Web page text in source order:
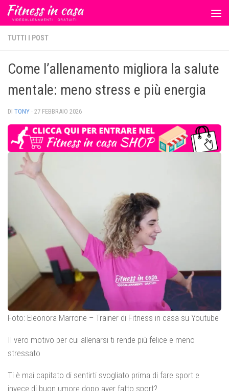
Salta al contenuto
TUTTI I POST
Come l’allenamento migliora la salute
mentale: meno stress e più energia
DI TONY · 27 FEBBRAIO 2026
Foto: Eleonora Marrone – Trainer di Fitness in casa su Youtube
Il vero motivo per cui allenarsi ti rende più felice e meno
stressato
Ti è mai capitato di sentirti svogliato prima di fare sport e
invece di buon umore dopo aver fatto sport?